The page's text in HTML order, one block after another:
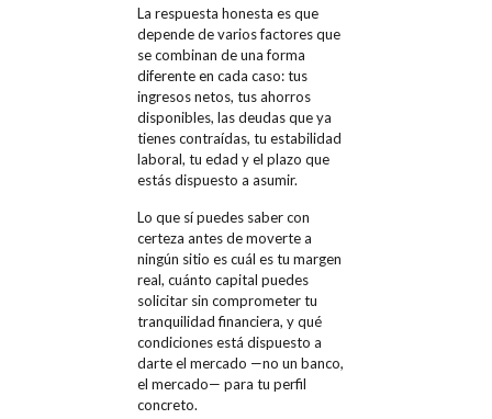
La respuesta honesta es que
depende de varios factores que
se combinan de una forma
diferente en cada caso: tus
ingresos netos, tus ahorros
disponibles, las deudas que ya
tienes contraídas, tu estabilidad
laboral, tu edad y el plazo que
estás dispuesto a asumir.
Lo que sí puedes saber con
certeza antes de moverte a
ningún sitio es cuál es tu margen
real, cuánto capital puedes
solicitar sin comprometer tu
tranquilidad financiera, y qué
condiciones está dispuesto a
darte el mercado —no un banco,
el mercado— para tu perfil
concreto.